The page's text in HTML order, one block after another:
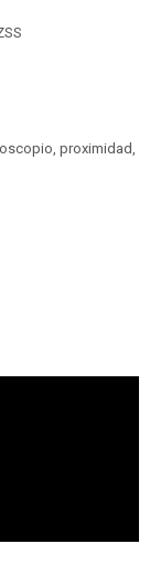
proximidad,